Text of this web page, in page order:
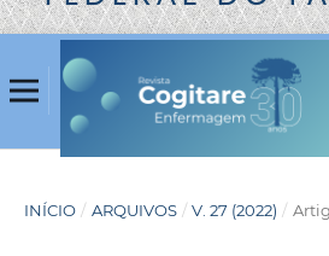
INÍCIO / ARQUIVOS / V. 27 (2022) /